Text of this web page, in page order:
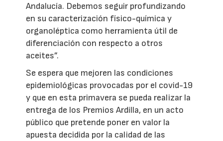
Andalucía. Debemos seguir profundizando
en su caracterización físico-química y
organoléptica como herramienta útil de
diferenciación con respecto a otros
aceites”.
Se espera que mejoren las condiciones
epidemiológicas provocadas por el covid-19
y que en esta primavera se pueda realizar la
entrega de los Premios Ardilla, en un acto
público que pretende poner en valor la
apuesta decidida por la calidad de las